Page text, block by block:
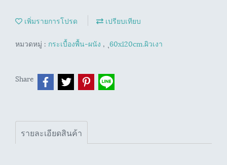
เพิ่มรายการโปรด เปรียบเทียบ
หมวดหมู่ : กระเบื้องพื้น-ผนัง , ุ60x120cm.ผิวเงา
Share
รายละเอียดสินค้า